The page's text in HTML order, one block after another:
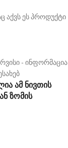
ეს პროდუქტი
ამ ნივთის
ზომის